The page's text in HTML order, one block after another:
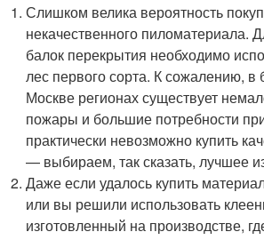
Слишком велика вероятность
некачественного пиломатериала.
балок перекрытия необходимо
лес первого сорта. К сожалению, в
Москве регионах существует
пожары и большие потребности
практически невозможно купить
— выбираем, так сказать, лучшее
Даже если удалось купить
или вы решили использовать
изготовленный на производстве,